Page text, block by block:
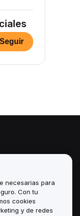
Seguir
necesarias para
Con tu
cookies
y de redes